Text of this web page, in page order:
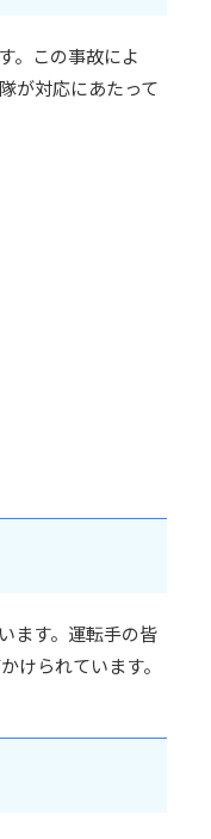
。この事故によ
が対応にあたって
ます。運転手の皆
けられています。